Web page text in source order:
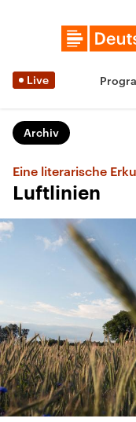
Live
Archiv
Eine literarische
Luftlinien